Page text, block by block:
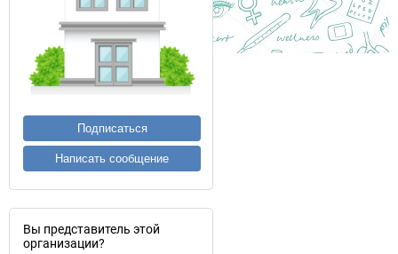
Подписаться
Написать сообщение
Вы представитель этой
организации?